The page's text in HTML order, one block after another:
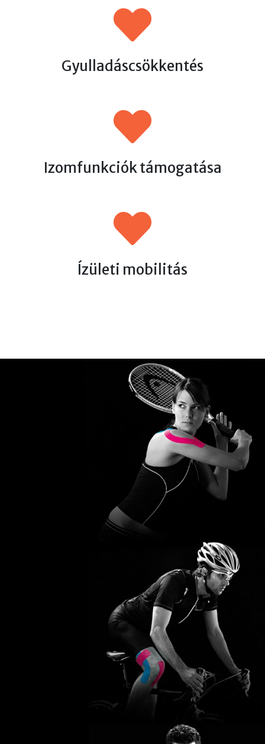
Gyulladáscsökkentés
Izomfunkciók támogatása
Ízületi mobilitás